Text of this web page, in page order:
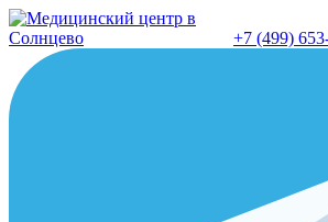
Перейти
к
содержанию
+7 (499)